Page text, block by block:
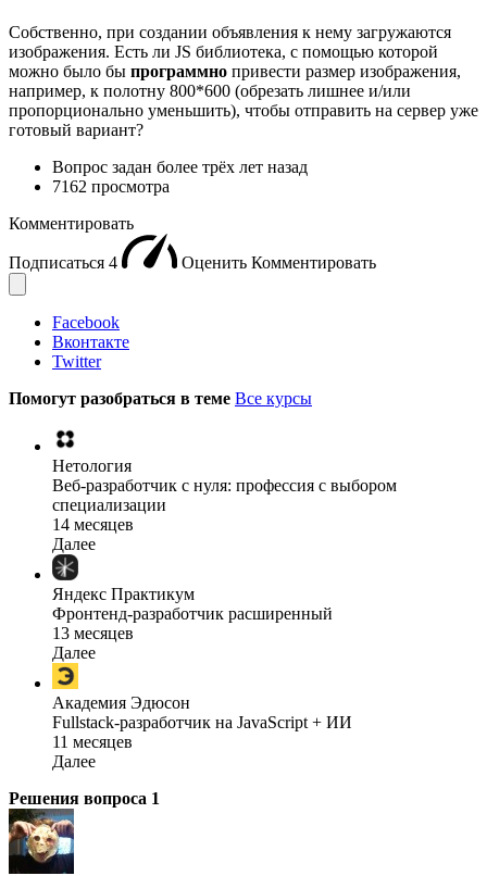
Собственно, при создании объявления к нему загружаются
изображения. Есть ли JS библиотека, с помощью которой
можно было бы программно привести размер изображения,
например, к полотну 800*600 (обрезать лишнее и/или
пропорционально уменьшить), чтобы отправить на сервер уже
готовый вариант?
Вопрос задан более трёх лет назад
7162 просмотра
Комментировать
Подписаться 4 Оценить Комментировать
Facebook
Вконтакте
Twitter
Помогут разобраться в теме Все курсы
Нетология
Веб-разработчик с нуля: профессия с выбором
специализации
14 месяцев
Далее
Яндекс Практикум
Фронтенд-разработчик расширенный
13 месяцев
Далее
Академия Эдюсон
Fullstack-разработчик на JavaScript + ИИ
11 месяцев
Далее
Решения вопроса 1